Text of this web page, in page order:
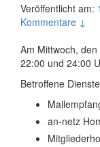
Veröffentlicht am:
Kommentare ↓
Am Mittwoch,
22:00 und 24:00
Betroffene
an-netz